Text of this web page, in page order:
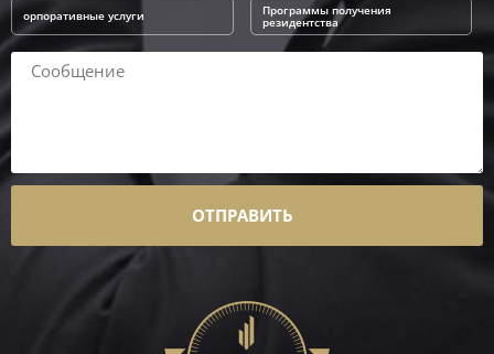
орпоративные услуги Программы получения
резидентства
ОТПРАВИТЬ